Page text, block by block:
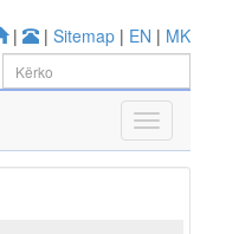
| | Sitemap | EN | MK